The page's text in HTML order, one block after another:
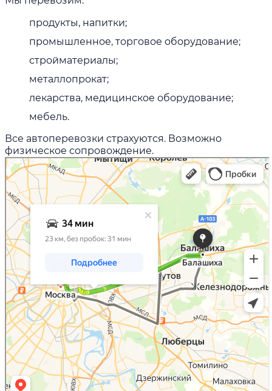
продукты, напитки;
промышленное, торговое оборудование;
стройматериалы;
металлопрокат;
лекарства, медицинское оборудование;
мебель.
Все автоперевозки страхуются. Возможно
физическое сопровождение.